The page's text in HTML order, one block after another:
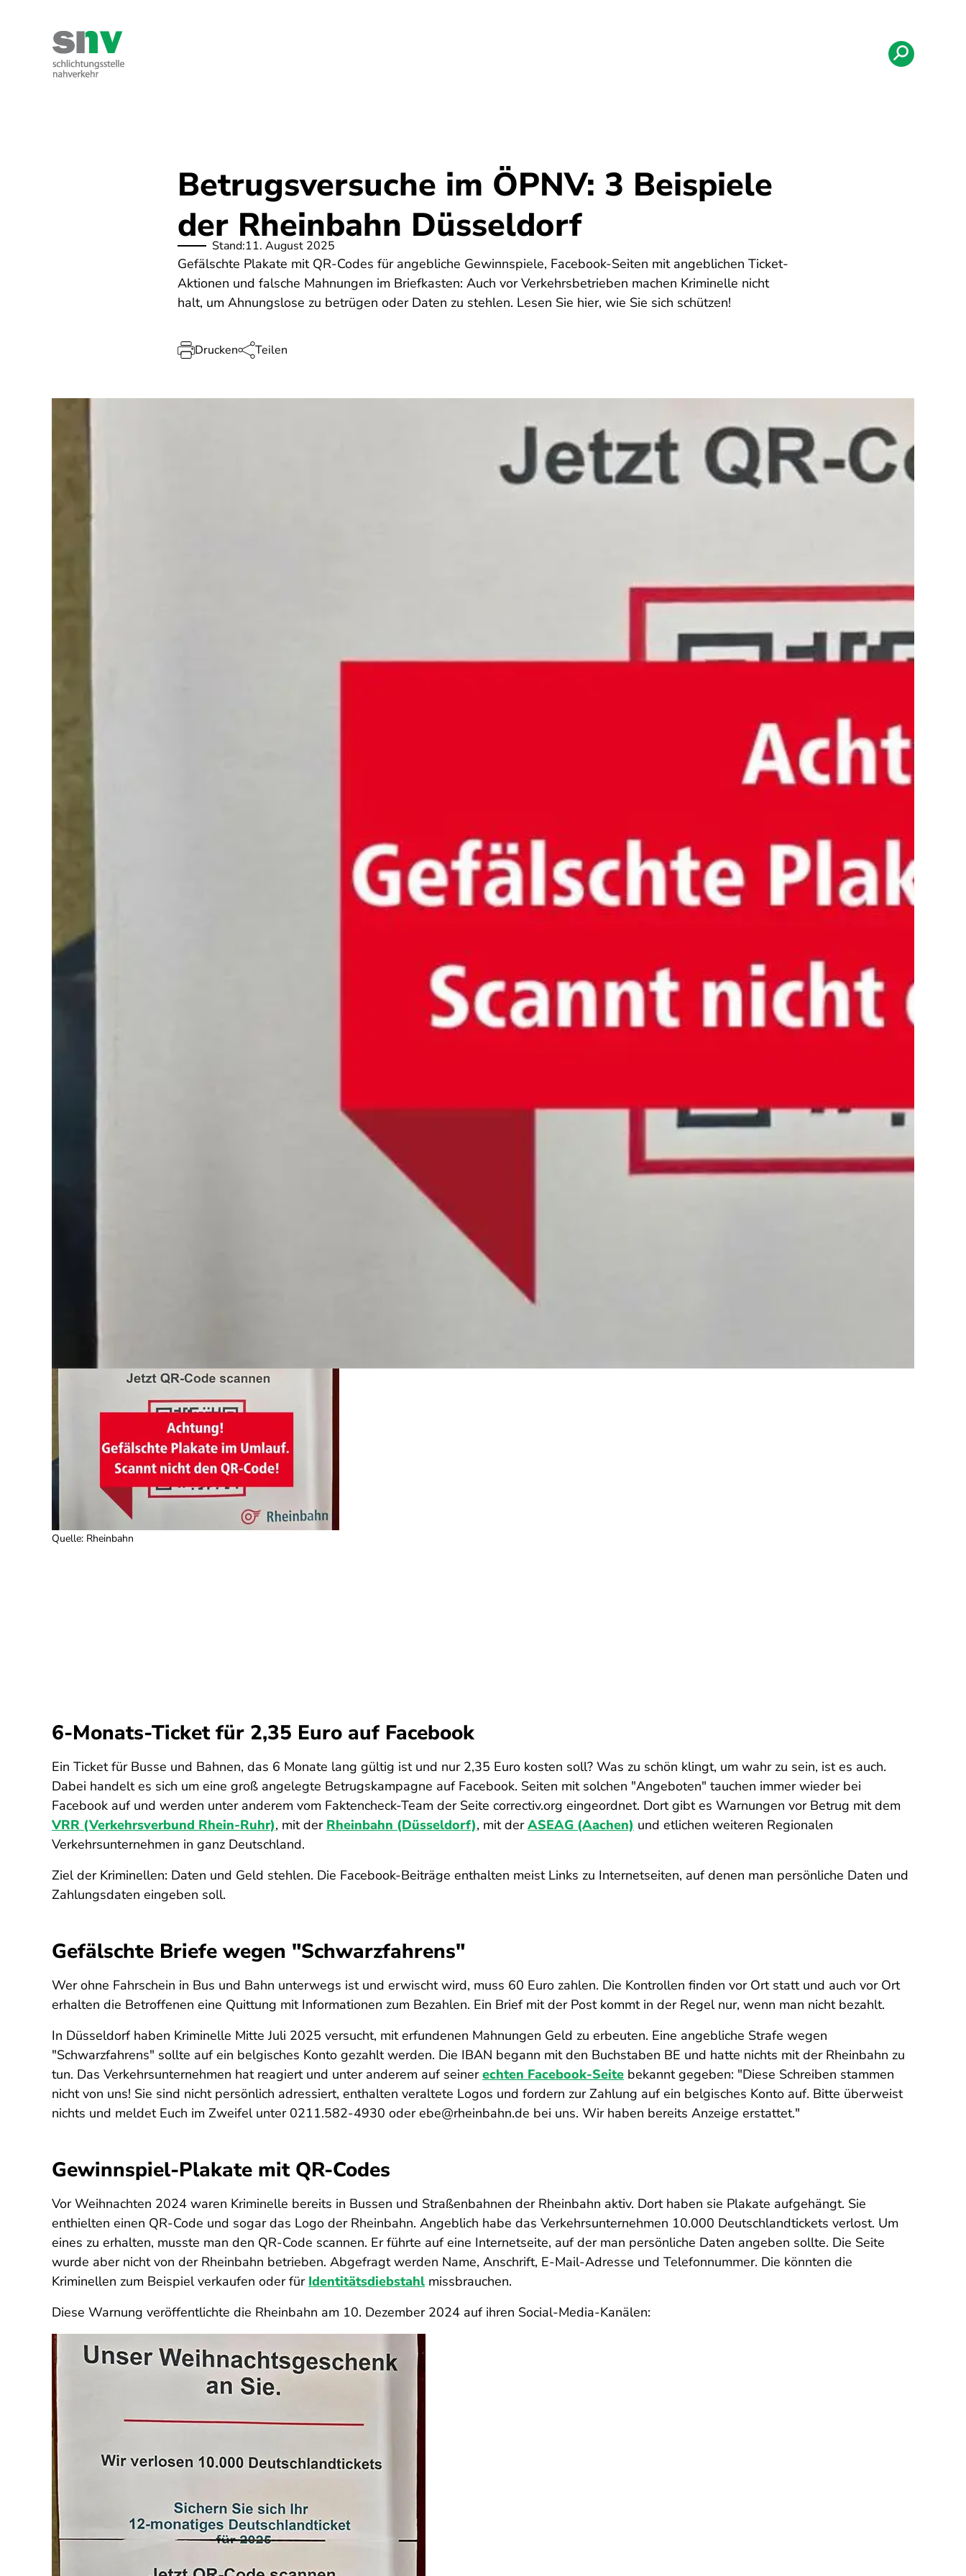
Kontakt
Betrugsversuche im ÖPNV: 3 Beispiele
der Rheinbahn Düsseldorf
Stand:11. August 2025
Gefälschte Plakate mit QR-Codes für angebliche Gewinnspiele, Facebook-Seiten mit angeblichen Ticket-
Aktionen und falsche Mahnungen im Briefkasten: Auch vor Verkehrsbetrieben machen Kriminelle nicht
halt, um Ahnungslose zu betrügen oder Daten zu stehlen. Lesen Sie hier, wie Sie sich schützen!
Drucken Teilen
Quelle: Rheinbahn
6-Monats-Ticket für 2,35 Euro auf Facebook
Ein Ticket für Busse und Bahnen, das 6 Monate lang gültig ist und nur 2,35 Euro kosten soll? Was zu schön klingt, um wahr zu sein, ist es auch.
Dabei handelt es sich um eine groß angelegte Betrugskampagne auf Facebook. Seiten mit solchen "Angeboten" tauchen immer wieder bei
Facebook auf und werden unter anderem vom Faktencheck-Team der Seite correctiv.org eingeordnet. Dort gibt es Warnungen vor Betrug mit dem
VRR (Verkehrsverbund Rhein-Ruhr), mit der Rheinbahn (Düsseldorf), mit derASEAG (Aachen) und etlichen weiteren Regionalen
Verkehrsunternehmen in ganz Deutschland.
Ziel der Kriminellen: Daten und Geld stehlen. Die Facebook-Beiträge enthalten meist Links zu Internetseiten, auf denen man persönliche Daten und
Zahlungsdaten eingeben soll.
Gefälschte Briefe wegen "Schwarzfahrens"
Wer ohne Fahrschein in Bus und Bahn unterwegs ist und erwischt wird, muss 60 Euro zahlen. Die Kontrollen finden vor Ort statt und auch vor Ort
erhalten die Betroffenen eine Quittung mit Informationen zum Bezahlen. Ein Brief mit der Post kommt in der Regel nur, wenn man nicht bezahlt.
In Düsseldorf haben Kriminelle Mitte Juli 2025 versucht, mit erfundenen Mahnungen Geld zu erbeuten. Eine angebliche Strafe wegen
"Schwarzfahrens" sollte auf ein belgisches Konto gezahlt werden. Die IBAN begann mit den Buchstaben BE und hatte nichts mit der Rheinbahn zu
tun. Das Verkehrsunternehmen hat reagiert und unter anderem auf seinerechten Facebook-Seite bekannt gegeben: "Diese Schreiben stammen
nicht von uns! Sie sind nicht persönlich adressiert, enthalten veraltete Logos und fordern zur Zahlung auf ein belgisches Konto auf. Bitte überweist
nichts und meldet Euch im Zweifel unter 0211.582-4930 oder ebe@rheinbahn.de bei uns. Wir haben bereits Anzeige erstattet."
Gewinnspiel-Plakate mit QR-Codes
Vor Weihnachten 2024 waren Kriminelle bereits in Bussen und Straßenbahnen der Rheinbahn aktiv. Dort haben sie Plakate aufgehängt. Sie
enthielten einen QR-Code und sogar das Logo der Rheinbahn. Angeblich habe das Verkehrsunternehmen 10.000 Deutschlandtickets verlost. Um
eines zu erhalten, musste man den QR-Code scannen. Er führte auf eine Internetseite, auf der man persönliche Daten angeben sollte. Die Seite
wurde aber nicht von der Rheinbahn betrieben. Abgefragt werden Name, Anschrift, E-Mail-Adresse und Telefonnummer. Die könnten die
Kriminellen zum Beispiel verkaufen oder für Identitätsdiebstahl missbrauchen.
Diese Warnung veröffentlichte die Rheinbahn am 10. Dezember 2024 auf ihren Social-Media-Kanälen: